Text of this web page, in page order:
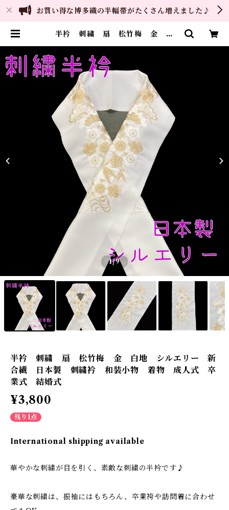
お買い得な博多織の半幅帯がたくさん増えました♪
半衿 刺繍 扇 松竹梅 金 白
卒業式 結婚式 | ご縁や 着物・
帯・和装小物 呉服問屋 直販サイ
1/9
半衿 刺繍 扇 松竹梅 金 白地 シルエリー 新
合繊 日本製 刺繍衿 和装小物 着物 成人式 卒
業式 結婚式
¥3,800
残り1点
International shipping available
華やかな刺繍が目を引く、素敵な刺繍の半衿です♪
豪華な刺繍は、振袖にはもちろん、卒業袴や訪問着に合わせ